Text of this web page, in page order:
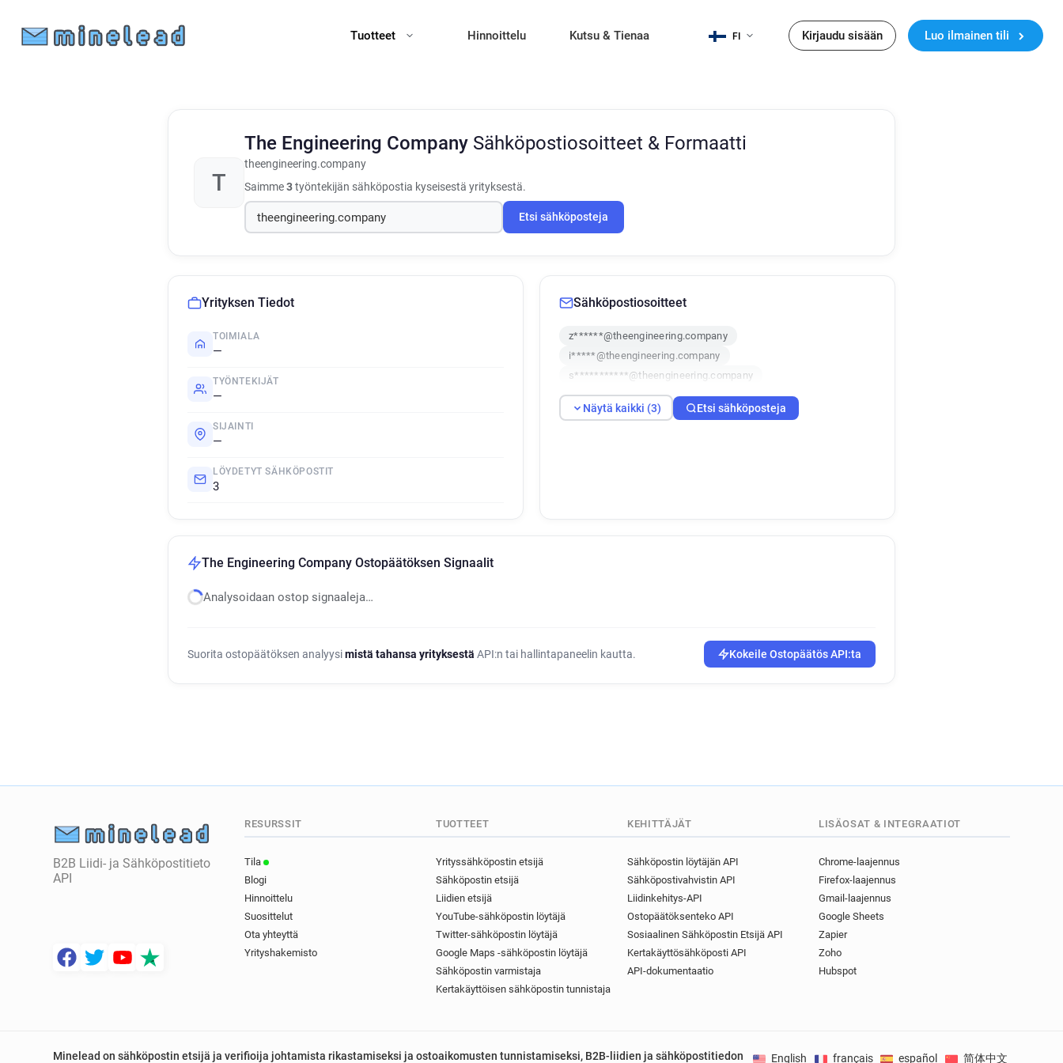
Tuotteet Hinnoittelu Kutsu & Tienaa FI Kirjaudu sisään Luo ilmainen tili
T
The Engineering Company Sähköpostiosoitteet & Formaatti
theengineering.company
Saimme3työntekijän sähköpostia kyseisestä yrityksestä.
Etsi sähköposteja
Yrityksen Tiedot
TOIMIALA
—
TYÖNTEKIJÄT
—
SIJAINTI
—
LÖYDETYT SÄHKÖPOSTIT
3
Sähköpostiosoitteet
z******@theengineering.company
i*****@theengineering.company
s***********@theengineering.company
Näytä kaikki (3) Etsi sähköposteja
The Engineering Company Ostopäätöksen Signaalit
Analysoidaan ostop signaaleja…
Suorita ostopäätöksen analyysimistä tahansa yrityksestä API:n tai hallintapaneelin kautta. Kokeile Ostopäätös API:ta
B2B Liidi- ja Sähköpostitieto
API
RESURSSIT
Tila
Blogi
Hinnoittelu
Suosittelut
Ota yhteyttä
Yrityshakemisto
TUOTTEET
Yrityssähköpostin etsijä
Sähköpostin etsijä
Liidien etsijä
YouTube-sähköpostin löytäjä
Twitter-sähköpostin löytäjä
Google Maps -sähköpostin löytäjä
Sähköpostin varmistaja
Kertakäyttöisen sähköpostin tunnistaja
KEHITTÄJÄT
Sähköpostin löytäjän API
Sähköpostivahvistin API
Liidinkehitys-API
Ostopäätöksenteko API
Sosiaalinen Sähköpostin Etsijä API
Kertakäyttösähköposti API
API-dokumentaatio
LISÄOSAT & INTEGRAATIOT
Chrome-laajennus
Firefox-laajennus
Gmail-laajennus
Google Sheets
Zapier
Zoho
Hubspot
Minelead on sähköpostin etsijä ja verifioija johtamista rikastamiseksi ja ostoaikomusten tunnistamiseksi, B2B-liidien ja sähköpostitiedon
English français español 简体中文